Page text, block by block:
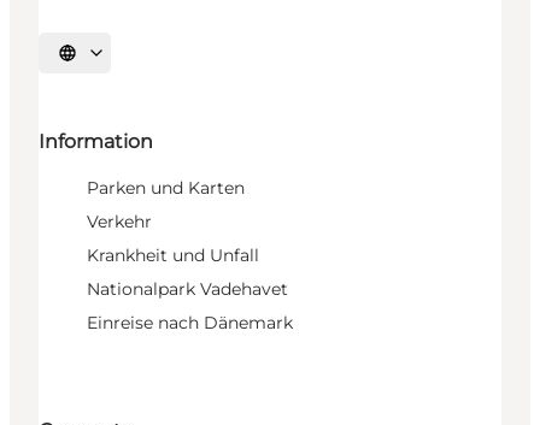
Sprache auswählen
Information
Parken und Karten
Verkehr
Krankheit und Unfall
Nationalpark Vadehavet
Einreise nach Dänemark